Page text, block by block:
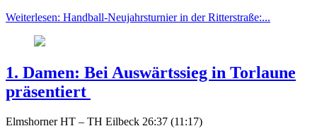
Weiterlesen: Handball-Neujahrsturnier in der Ritterstraße:...
1. Damen: Bei Auswärtssieg in Torlaune
präsentiert
Elmshorner HT – TH Eilbeck 26:37 (11:17)